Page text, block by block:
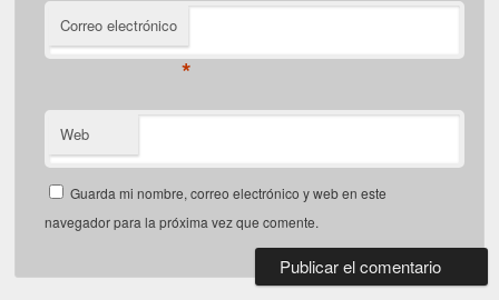
Correo electrónico
*
Web
Guarda mi nombre, correo electrónico y web en este
navegador para la próxima vez que comente.